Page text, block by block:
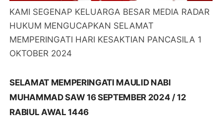
KAMI SEGENAP KELUARGA BESAR MEDIA RADAR
HUKUM MENGUCAPKAN SELAMAT
MEMPERINGATI HARI KESAKTIAN PANCASILA 1
OKTOBER 2024
SELAMAT MEMPERINGATI MAULID NABI
MUHAMMAD SAW 16 SEPTEMBER 2024 / 12
RABIUL AWAL 1446